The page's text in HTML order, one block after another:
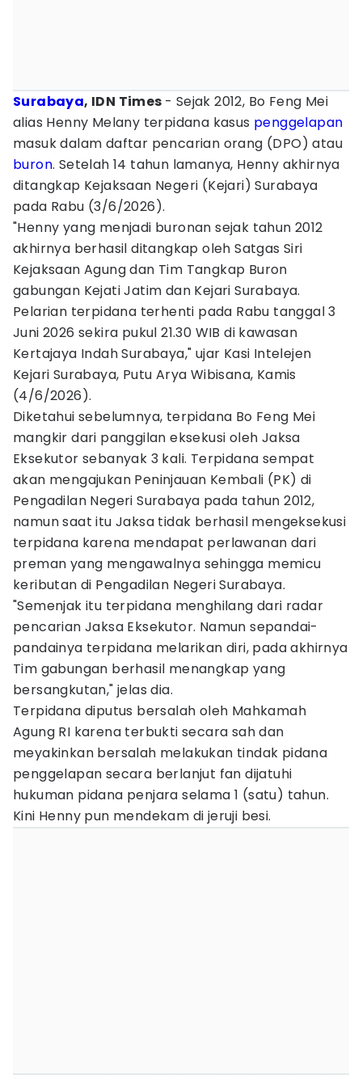
Surabaya, IDN Times - Sejak 2012, Bo Feng Mei
alias Henny Melany terpidana kasus penggelapan
masuk dalam daftar pencarian orang (DPO) atau
buron. Setelah 14 tahun lamanya, Henny akhirnya
ditangkap Kejaksaan Negeri (Kejari) Surabaya
pada Rabu (3/6/2026).
"Henny yang menjadi buronan sejak tahun 2012
akhirnya berhasil ditangkap oleh Satgas Siri
Kejaksaan Agung dan Tim Tangkap Buron
gabungan Kejati Jatim dan Kejari Surabaya.
Pelarian terpidana terhenti pada Rabu tanggal 3
Juni 2026 sekira pukul 21.30 WIB di kawasan
Kertajaya Indah Surabaya," ujar Kasi Intelejen
Kejari Surabaya, Putu Arya Wibisana, Kamis
(4/6/2026).
Diketahui sebelumnya, terpidana Bo Feng Mei
mangkir dari panggilan eksekusi oleh Jaksa
Eksekutor sebanyak 3 kali. Terpidana sempat
akan mengajukan Peninjauan Kembali (PK) di
Pengadilan Negeri Surabaya pada tahun 2012,
namun saat itu Jaksa tidak berhasil mengeksekusi
terpidana karena mendapat perlawanan dari
preman yang mengawalnya sehingga memicu
keributan di Pengadilan Negeri Surabaya.
"Semenjak itu terpidana menghilang dari radar
pencarian Jaksa Eksekutor. Namun sepandai-
pandainya terpidana melarikan diri, pada akhirnya
Tim gabungan berhasil menangkap yang
bersangkutan," jelas dia.
Terpidana diputus bersalah oleh Mahkamah
Agung RI karena terbukti secara sah dan
meyakinkan bersalah melakukan tindak pidana
penggelapan secara berlanjut fan dijatuhi
hukuman pidana penjara selama 1 (satu) tahun.
Kini Henny pun mendekam di jeruji besi.